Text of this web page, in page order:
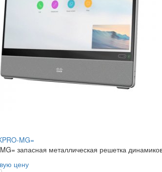
MG=
запасная металлическая решетка
цену